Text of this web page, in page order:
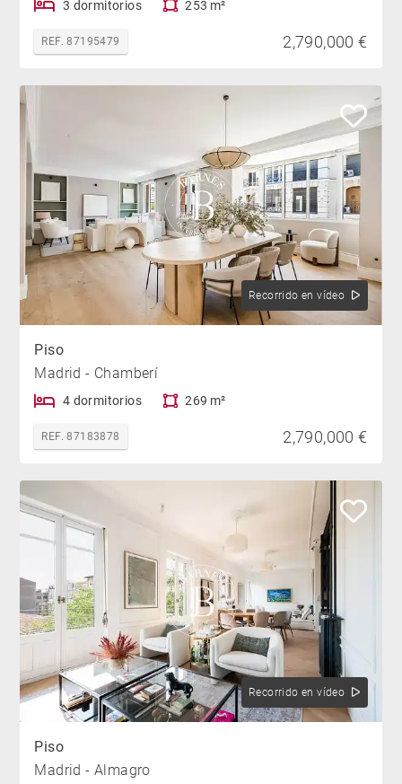
3 dormitorios 253 m²
REF. 87195479 2,790,000 €
Recorrido en vídeo
Piso
Madrid - Chamberí
4 dormitorios 269 m²
REF. 87183878 2,790,000 €
Recorrido en vídeo
Piso
Madrid - Almagro